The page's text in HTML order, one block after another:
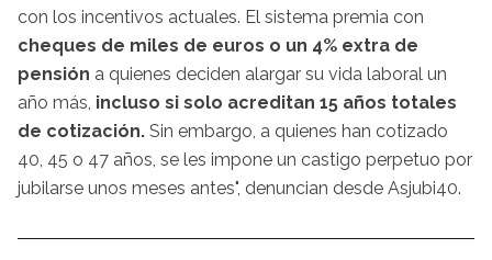
con los incentivos actuales. El sistema premia con
cheques de miles de euros o un 4% extra de
pensión a quienes deciden alargar su vida laboral un
año más, incluso si solo acreditan 15 años totales
de cotización. Sin embargo, a quienes han cotizado
40, 45 o 47 años, se les impone un castigo perpetuo por
jubilarse unos meses antes", denuncian desde Asjubi40.